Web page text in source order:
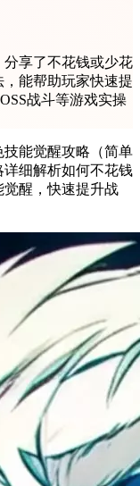
享了不花钱或少花
能帮助玩家快速提
战斗等游戏实操
技能觉醒攻略（简单
细解析如何不花钱
醒，快速提升战